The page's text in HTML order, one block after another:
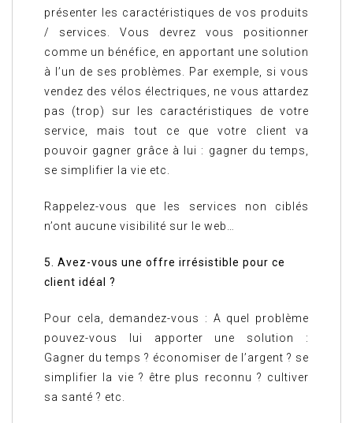
présenter les caractéristiques de vos produits
/ services. Vous devrez vous positionner
comme un bénéfice, en apportant une solution
à l’un de ses problèmes. Par exemple, si vous
vendez des vélos électriques, ne vous attardez
pas (trop) sur les caractéristiques de votre
service, mais tout ce que votre client va
pouvoir gagner grâce à lui : gagner du temps,
se simplifier la vie etc.
Rappelez-vous que les services non ciblés
n’ont aucune visibilité sur le web…
5. Avez-vous une offre irrésistible pour ce
client idéal ?
Pour cela, demandez-vous : A quel problème
pouvez-vous lui apporter une solution :
Gagner du temps ? économiser de l’argent ? se
simplifier la vie ? être plus reconnu ? cultiver
sa santé ? etc.